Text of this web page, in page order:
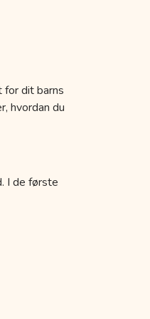
for dit barns
hvordan du
I de første